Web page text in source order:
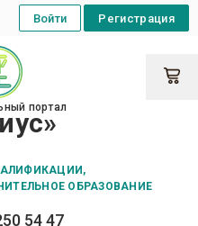
портал
ОБРАЗОВАНИЕ
54 47
Регистрация
Войти